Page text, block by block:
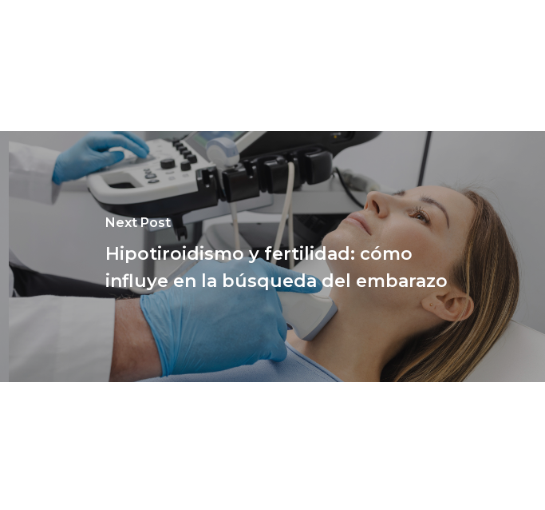
Next Post
Hipotiroidismo y fertilidad: cómo
influye en la búsqueda del embarazo